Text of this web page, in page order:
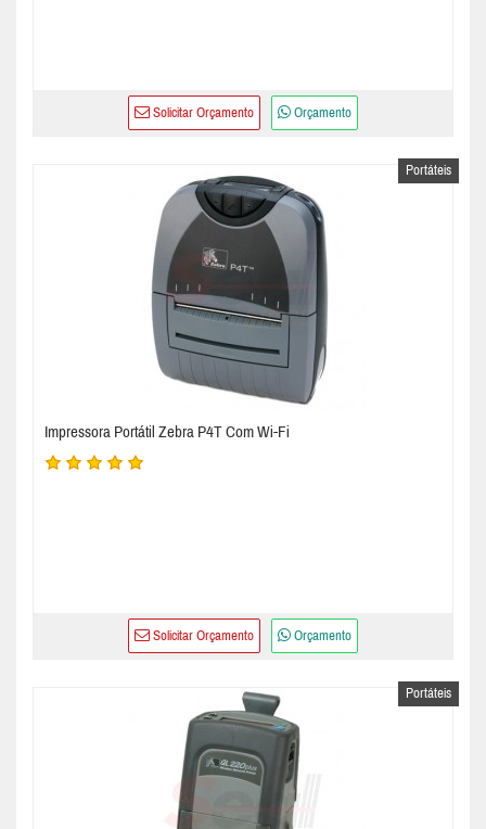
Solicitar Orçamento Orçamento
Portáteis
Impressora Portátil Zebra P4T Com Wi-Fi
Solicitar Orçamento Orçamento
Portáteis